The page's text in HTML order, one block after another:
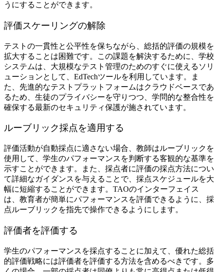
うにすることができます。
評価スケーリングの解除
テストの一貫性と公平性を保ちながら、総括的評価の規模を
拡大することは困難です。この課題を解決するために、学校
システムは、大規模なテスト管理のためのすぐに使えるソリ
ューションとして、EdTechツールを利用しています。ま
た、先進的なテストプラットフォームはクラウドベースであ
るため、生徒のプライバシーを守りつつ、学問的な整合性を
確保する最新のセキュリティ保護が施されています。
ルーブリック採点を適用する
評価活動が自動採点に適さない場合、教師はルーブリックを
使用して、学生のパフォーマンスを判断する客観的な基準を
示すことができます。また、採点者に評価の採点方法につい
て詳細なガイダンスを与えることで、採点スケジュールを大
幅に短縮することができます。TAOのインターフェイス
は、教育者が簡単にパフォーマンスを評価できるように、採
点ルーブリックを指先で操作できるようにします。
評価者を評価する
学生のパフォーマンスを採点することに加えて、優れた総括
的評価戦略には評価者を評価する方法を含めるべきです。多